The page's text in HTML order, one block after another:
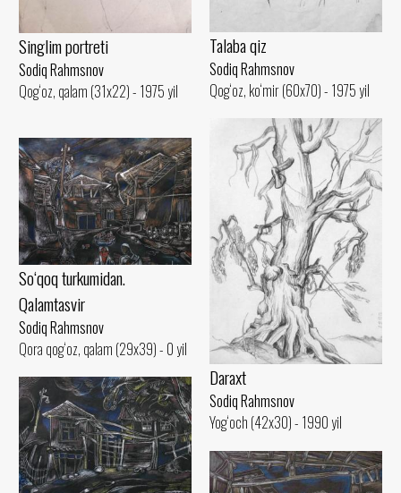
Singlim portreti
Sodiq Rahmsnov
Qog‘oz, qalam (31x22) - 1975 yil
Talaba qiz
Sodiq Rahmsnov
Qog‘oz, ko‘mir (60x70) - 1975 yil
Daraxt
Sodiq Rahmsnov
Yog‘och (42x30) - 1990 yil
So‘qoq turkumidan.
Qalamtasvir
Sodiq Rahmsnov
Qora qog‘oz, qalam (29x39) - 0 yil